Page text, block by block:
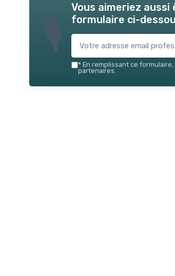
🎙
Vous aimeriez
formulaire ci-
* En remplissant ce formulaire,
partenaires.